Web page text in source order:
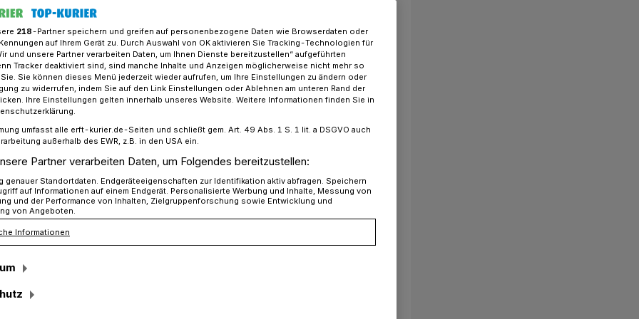
zur KI“: Regionalrat stellt Weichen für Leuchtturm-Projekt
in
Düsseldorf hat die Weichen für ein
des Strukturwandels im „Rheinischen
des Regionalplans, die die Politiker
Jürgen Petrauschke (CDU)
Fläche des ehemaligen Kraftwerks
218-Partner speichern und greifen auf personenbezogene Daten wie Browserdaten oder
auf Ihrem Gerät zu. Durch Auswahl von OK aktivieren Sie Tracking-Technologien für
und unsere Partner verarbeiten Daten, um Ihnen Dienste bereitzustellen“ aufgeführten
Tracker deaktiviert sind, sind manche Inhalte und Anzeigen möglicherweise nicht mehr so
Sie können dieses Menü jederzeit wieder aufrufen, um Ihre Einstellungen zu ändern oder
zu widerrufen, indem Sie auf den Link Einstellungen oder Ablehnen am unteren Rand der
Ihre Einstellungen gelten innerhalb unseres Website. Weitere Informationen finden Sie in
umfasst alle erft-kurier.de-Seiten und schließt gem. Art. 49 Abs. 1 S. 1 lit. a DSGVO auch
außerhalb des EWR, z.B. in den USA ein.
Partner verarbeiten Daten, um Folgendes bereitzustellen:
genauer Standortdaten. Endgeräteeigenschaften zur Identifikation aktiv abfragen. Speichern
auf Informationen auf einem Endgerät. Personalisierte Werbung und Inhalte, Messung von
und der Performance von Inhalten, Zielgruppenforschung sowie Entwicklung und
von Angeboten.
Informationen